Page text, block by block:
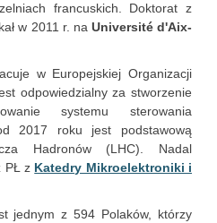
francuskich. Doktorat z
w 2011 r. na Université d'Aix-
w Europejskiej Organizacji
odpowiedzialny za stworzenie
systemu sterowania
2017 roku jest podstawową
Hadronów (LHC). Nadal
PŁ z Katedry Mikroelektroniki i
jednym z 594 Polaków, którzy